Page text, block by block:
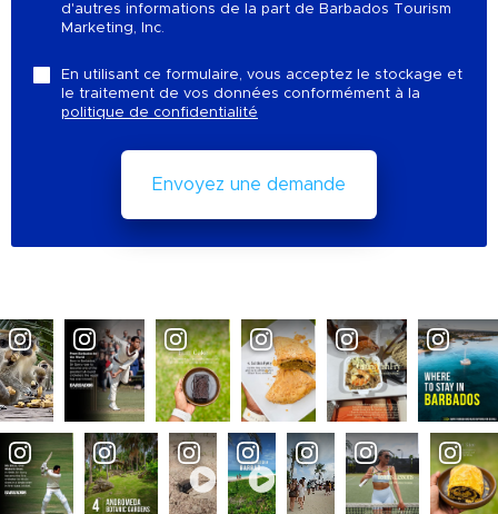
d'autres informations de la part de Barbados Tourism
Marketing, Inc.
En utilisant ce formulaire, vous acceptez le stockage et
le traitement de vos données conformément à la
politique de confidentialité